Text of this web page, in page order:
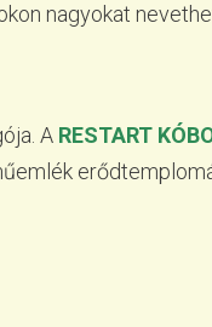
nagyokat
A RESTART